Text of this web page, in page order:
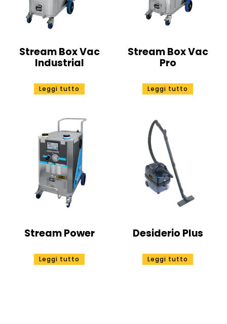
Stream Box Vac
Industrial
Leggi tutto
Stream Box Vac
Pro
Leggi tutto
Stream Power
Leggi tutto
Desiderio Plus
Leggi tutto